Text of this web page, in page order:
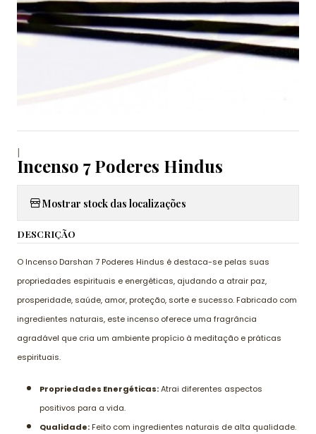
|
Incenso 7 Poderes Hindus
Mostrar stock das localizações
DESCRIÇÃO
O Incenso Darshan 7 Poderes Hindus é destaca-se pelas suas
propriedades espirituais e energéticas, ajudando a atrair paz,
prosperidade, saúde, amor, proteção, sorte e sucesso. Fabricado com
ingredientes naturais, este incenso oferece uma fragrância
agradável que cria um ambiente propício à meditação e práticas
espirituais.
Propriedades Energéticas:Atrai diferentes aspectos
positivos para a vida.
Qualidade: Feito com ingredientes naturais de alta qualidade.